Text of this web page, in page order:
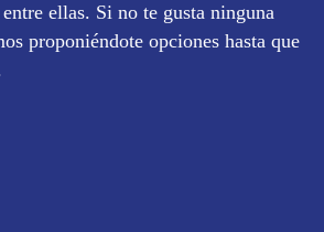
ellas. Si no te gusta ninguna
proponiéndote opciones hasta que